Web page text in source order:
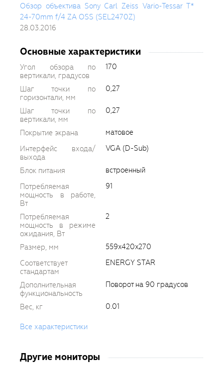
Обзор объектива Sony Carl Zeiss Vario-Tessar T*
24-70mm f/4 ZA OSS (SEL2470Z)
28.03.2016
Основные характеристики
Угол обзора по
вертикали, градусов
170
Шаг точки по
горизонтали, мм
0,27
Шаг точки по
вертикали, мм
0,27
Покрытие экрана
матовое
Интерфейс входа/
выхода
VGA (D-Sub)
Блок питания
встроенный
Потребляемая
мощность в работе,
Вт
91
Потребляемая
мощность в режиме
ожидания, Вт
2
Размер, мм
559x420x270
Соответствует
стандартам
ENERGY STAR
Дополнительная
функциональность
Поворот на 90 градусов
Вес, кг 0.01
Все характеристики
Другие мониторы